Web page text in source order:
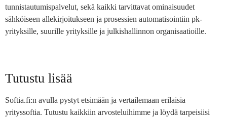
tunnistautumispalvelut, sekä kaikki tarvittavat ominaisuudet
sähköiseen allekirjoitukseen ja prosessien automatisointiin pk-
yrityksille, suurille yrityksille ja julkishallinnon organisaatioille.
Tutustu lisää
Softia.fi:n avulla pystyt etsimään ja vertailemaan erilaisia
yrityssoftia. Tutustu kaikkiin arvosteluihimme ja löydä tarpeisiisi